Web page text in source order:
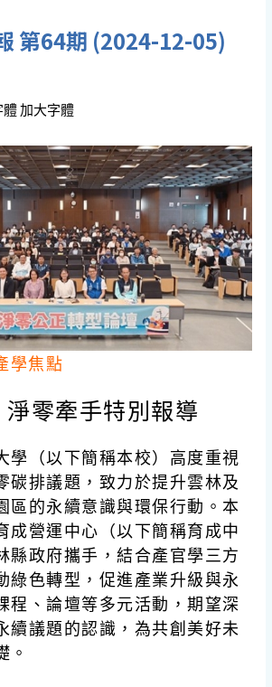
第64期 (2024-12-05)
體加大字體
學焦點
零牽手特別報導
學（以下簡稱本校）高度重視
碳排議題，致力於提升雲林及
區的永續意識與環保行動。本
成營運中心（以下簡稱育成中
縣政府攜手，結合產官學三方
綠色轉型，促進產業升級與永
程、論壇等多元活動，期望深
續議題的認識，為共創美好未
。